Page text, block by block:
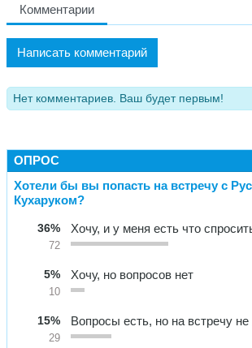
Комментарии
Написать комментарий
Нет комментариев. Ваш будет первым!
ОПРОС
Хотели бы вы попасть на встречу с
Кухаруком?
36%
72
Хочу, и у меня есть что
5%
10
Хочу, но вопросов нет
15%
29
Вопросы есть, но на встречу не